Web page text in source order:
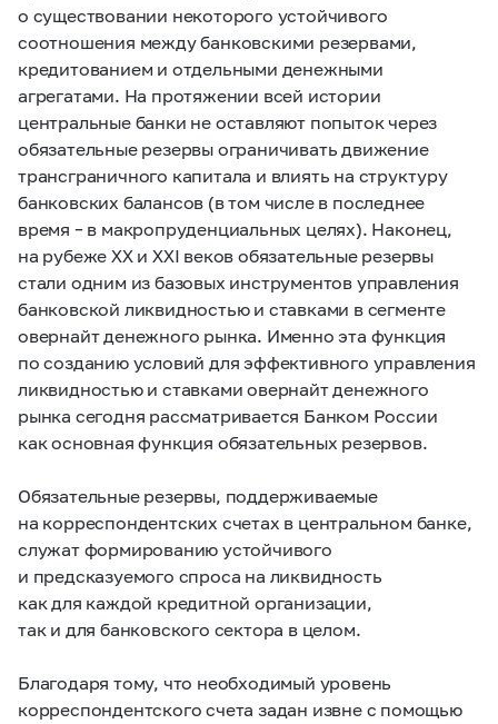
о существовании некоторого устойчивого
соотношения между банковскими резервами,
кредитованием и отдельными денежными
агрегатами. На протяжении всей истории
центральные банки не оставляют попыток через
обязательные резервы ограничивать движение
трансграничного капитала и влиять на структуру
банковских балансов (в том числе в последнее
время – в макропруденциальных целях). Наконец,
на рубеже XX и XXI веков обязательные резервы
стали одним из базовых инструментов управления
банковской ликвидностью и ставками в сегменте
овернайт денежного рынка. Именно эта функция
по созданию условий для эффективного управления
ликвидностью и ставками овернайт денежного
рынка сегодня рассматривается Банком России
как основная функция обязательных резервов.
Обязательные резервы, поддерживаемые
на корреспондентских счетах в центральном банке,
служат формированию устойчивого
и предсказуемого спроса на ликвидность
как для каждой кредитной организации,
так и для банковского сектора в целом.
Благодаря тому, что необходимый уровень
корреспондентского счета задан извне с помощью